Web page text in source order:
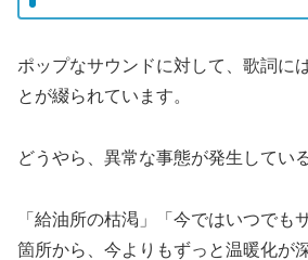
ポップなサウンドに対して、歌詞に
とが綴られています。
どうやら、異常な事態が発生してい
「給油所の枯渇」「今ではいつでも
箇所から、今よりもずっと温暖化が